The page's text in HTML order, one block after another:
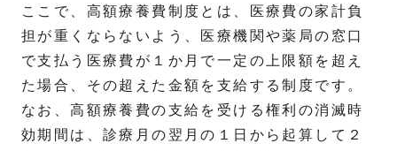
ここで、高額療養費制度とは、医療費の家計負
担が重くならないよう、医療機関や薬局の窓口
で支払う医療費が１か月で一定の上限額を超え
た場合、その超えた金額を支給する制度です。
なお、高額療養費の支給を受ける権利の消滅時
効期間は、診療月の翌月の１日から起算して２